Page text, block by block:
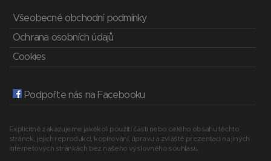
Všeobecné obchodní podmínky
Ochrana osobních údajů
Cookies
Podpořte nás na Facebooku
Explicitně zakazujeme jakékoli použití části nebo celého obsahu těchto
stránek, jejich reprodukci, kopírování, úpravu a zvláště prezentaci na jiných
internetových stránkách bez našeho výslovného souhlasu.